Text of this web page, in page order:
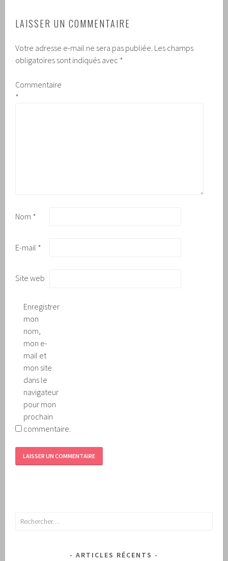
LAISSER UN COMMENTAIRE
Votre adresse e-mail ne sera pas publiée. Les champs
obligatoires sont indiqués avec *
Commentaire
*
Nom *
E-mail *
Site web
Enregistrer
mon
nom,
mon e-
mail et
mon site
dans le
navigateur
pour mon
prochain
commentaire.
Rechercher :
ARTICLES RÉCENTS